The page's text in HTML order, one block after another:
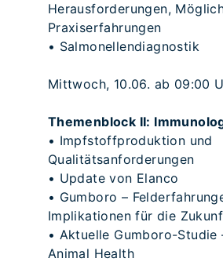
Herausforderungen,
Praxiserfahrungen
• Salmonellendiagnostik
Mittwoch, 10.06. ab 09:00
Themenblock II:
• Impfstoffproduktion und
Qualitätsanforderungen
• Update von Elanco
• Gumboro –
Implikationen für die
• Aktuelle Gumboro-Studie
Animal Health